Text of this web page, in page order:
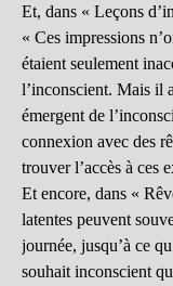
Et, dans « Leçons
« Ces impressions
étaient seulement
l’inconscient. Mais il
émergent de
connexion avec des
trouver l’accès à ces
Et encore, dans «
latentes peuvent
journée, jusqu’à ce
souhait inconscient